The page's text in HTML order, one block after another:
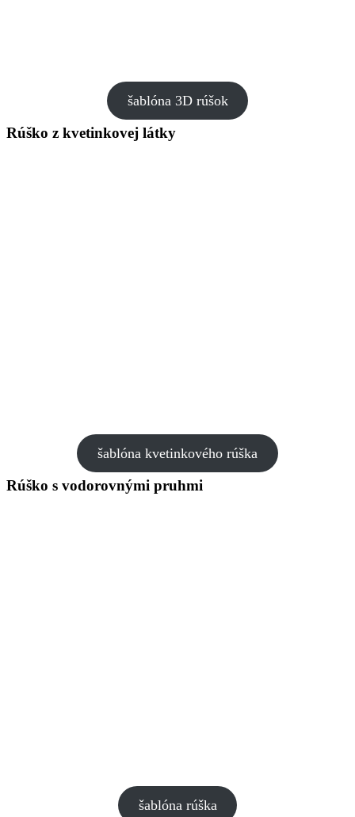
šablóna 3D rúšok
Rúško z kvetinkovej látky
šablóna kvetinkového rúška
Rúško s vodorovnými pruhmi
šablóna rúška